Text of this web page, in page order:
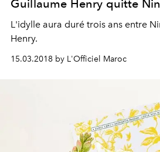
Guillaume Henry quitte
L'idylle aura duré trois ans entre
Henry.
15.03.2018 by L'Officiel Maroc